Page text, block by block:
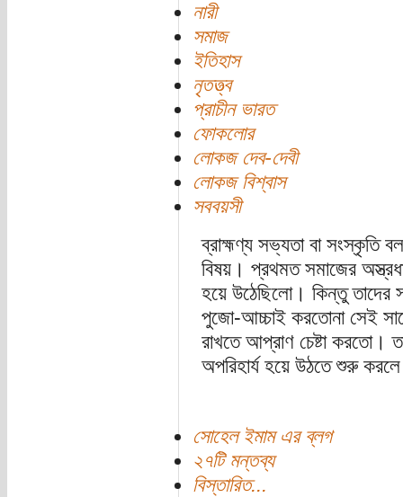
নারী
সমাজ
ইতিহাস
নৃতত্ত্ব
প্রাচীন ভারত
ফোকলোর
লোকজ দেব-দেবী
লোকজ বিশ্বাস
সববয়সী
ব্রাহ্মণ্য সভ্যতা বা সংস্কৃতি
বিষয়। প্রথমত সমাজের
হয়ে উঠেছিলো। কিন্তু তাদের
পুজো-আচ্চাই করতোনা সেই
রাখতে আপ্রাণ চেষ্টা করতো।
অপরিহার্য হয়ে উঠতে শুরু
সোহেল ইমাম এর ব্লগ
২৭টি মন্তব্য
বিস্তারিত...